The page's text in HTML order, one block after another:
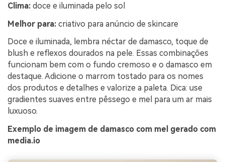
Clima: doce e iluminada pelo sol
Melhor para: criativo para anúncio de skincare
Doce e iluminada, lembra néctar de damasco, toque de
blush e reflexos dourados na pele. Essas combinações
funcionam bem com o fundo cremoso e o damasco em
destaque. Adicione o marrom tostado para os nomes
dos produtos e detalhes e valorize a paleta. Dica: use
gradientes suaves entre pêssego e mel para um ar mais
luxuoso.
Exemplo de imagem de damasco com mel gerado com
media.io